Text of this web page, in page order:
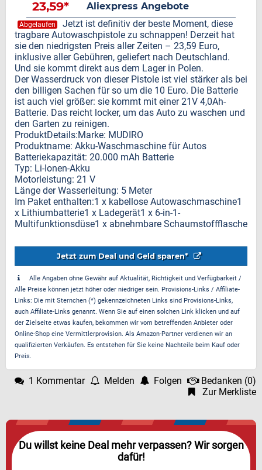
23,59* Aliexpress Angebote
Abgelaufen
Jetzt ist definitiv der beste Moment, diese
tragbare Autowaschpistole zu schnappen! Derzeit hat
sie den niedrigsten Preis aller Zeiten – 23,59 Euro,
inklusive aller Gebühren, geliefert nach Deutschland.
Und sie kommt direkt aus dem Lager in Polen.
Der Wasserdruck von dieser Pistole ist viel stärker als bei
den billigen Sachen für so um die 10 Euro. Die Batterie
ist auch viel größer: sie kommt mit einer 21V 4,0Ah-
Batterie. Das reicht locker, um das Auto zu waschen und
den Garten zu reinigen.
ProduktDetails:Marke: MUDIRO
Produktname: Akku-Waschmaschine für Autos
Batteriekapazität: 20.000 mAh Batterie
Typ: Li-Ionen-Akku
Motorleistung: 21 V
Länge der Wasserleitung: 5 Meter
Im Paket enthalten:1 x kabellose Autowaschmaschine1
x Lithiumbatterie1 x Ladegerät1 x 6-in-1-
Multifunktionsdüse1 x abnehmbare Schaumstoffflasche
Jetzt zum Deal und Geld sparen*
Alle Angaben ohne Gewähr auf Aktualität, Richtigkeit und Verfügbarkeit /
Alle Preise können jetzt höher oder niedriger sein. Provisions-Links / Affiliate-
Links: Die mit Sternchen (*) gekennzeichneten Links sind Provisions-Links,
auch Affiliate-Links genannt. Wenn Sie auf einen solchen Link klicken und auf
der Zielseite etwas kaufen, bekommen wir vom betreffenden Anbieter oder
Online-Shop eine Vermittlerprovision. Als Amazon-Partner verdienen wir an
qualifizierten Verkäufen. Es entstehen für Sie keine Nachteile beim Kauf oder
Preis.
1 Kommentar Melden Folgen Bedanken (0)
Zur Merkliste
Du willst keine Deal mehr verpassen? Wir sorgen
dafür!